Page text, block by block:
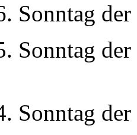
Sonntag
Sonntag
Sonntag